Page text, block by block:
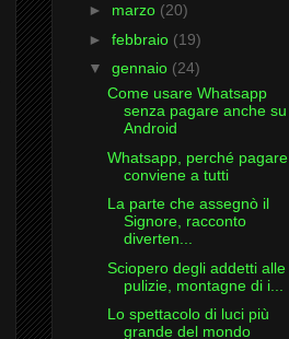
► marzo (20)
► febbraio (19)
▼ gennaio (24)
Come usare Whatsapp
senza pagare anche su
Android
Whatsapp, perché pagare
conviene a tutti
La parte che assegnò il
Signore, racconto
diverten...
Sciopero degli addetti alle
pulizie, montagne di i...
Lo spettacolo di luci più
grande del mondo